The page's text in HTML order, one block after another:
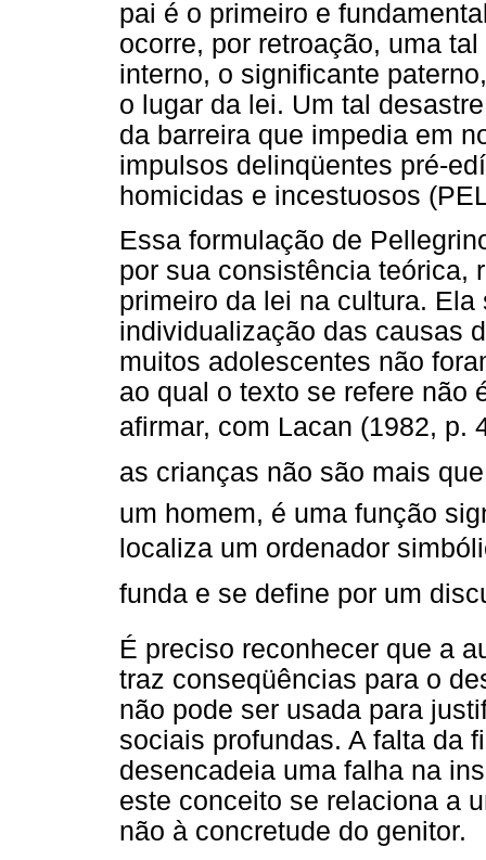
pai é o primeiro e
ocorre, por retroação, uma
interno, o significante
o lugar da lei. Um tal
da barreira que impedia em
impulsos delinqüentes pré-
homicidas e incestuosos
Essa formulação de
por sua consistência teórica,
primeiro da lei na cultura.
individualização das causas
muitos adolescentes não
ao qual o texto se refere não
afirmar, com Lacan (1982, p.
as crianças não são mais
um homem, é uma função
localiza um ordenador
funda e se define por um
É preciso reconhecer que a
traz conseqüências para o
não pode ser usada para
sociais profundas. A falta da
desencadeia uma falha na
este conceito se relaciona a
não à concretude do genitor.